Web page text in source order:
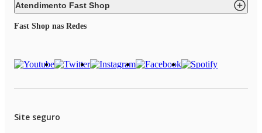
Atendimento Fast Shop
Fast Shop nas Redes
Site seguro